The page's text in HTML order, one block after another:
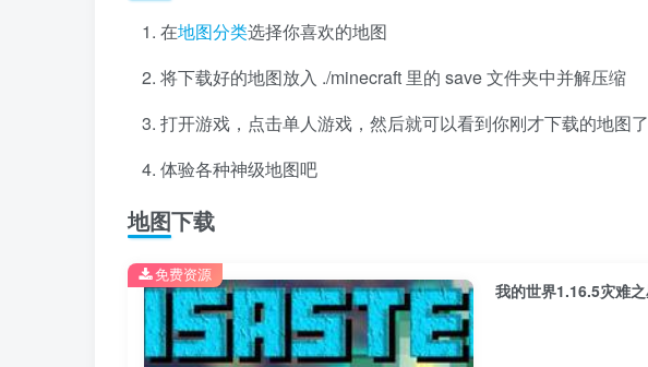
在地图分类选择你喜欢的地图
将下载好的地图放入 ./minecraft 里的 save 文件夹中并解压缩
打开游戏，点击单人游戏，然后就可以看到你刚才下载的地图了
体验各种神级地图吧
地图下载
免费资源